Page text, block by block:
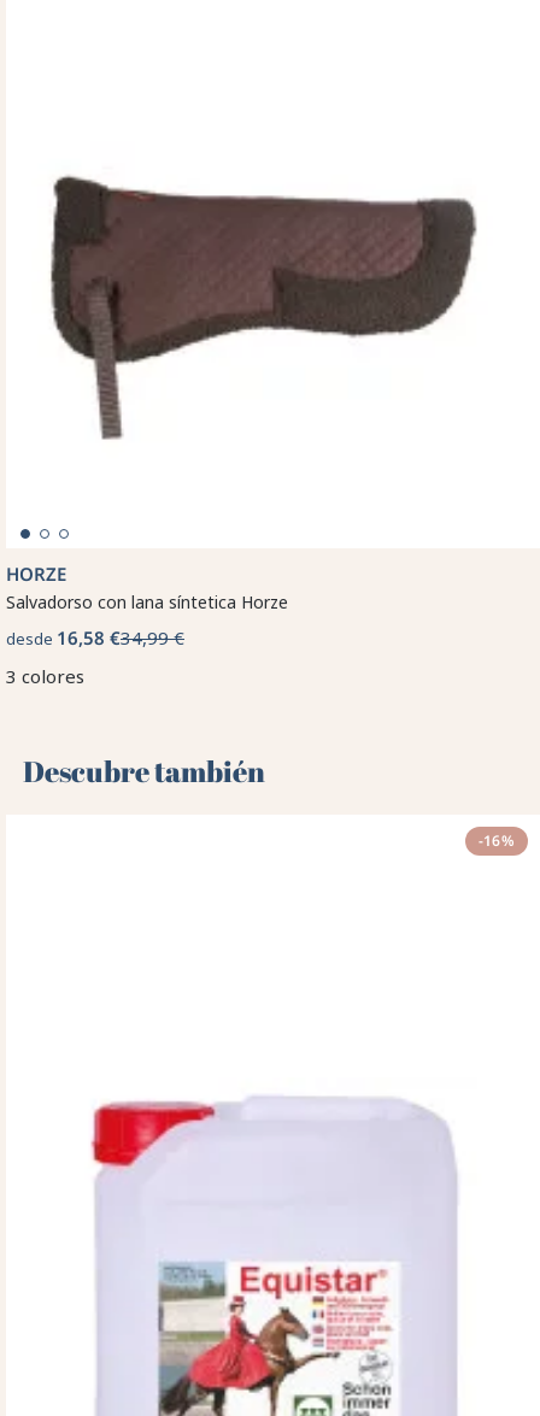
HORZE
Salvadorso con lana síntetica Horze
desde 16,58 €34,99 €
3 colores
Descubre también 🌻
-16%